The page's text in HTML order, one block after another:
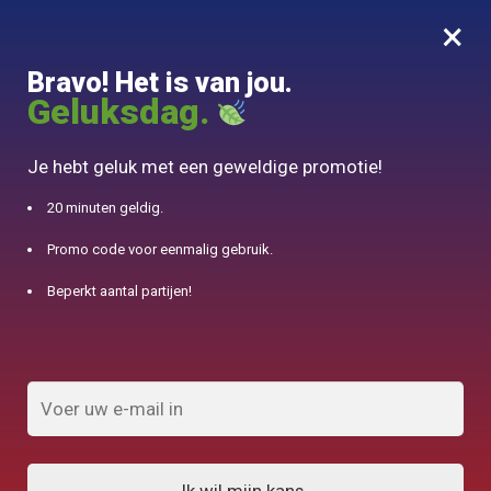
0
10% aangeboden voor 50€ aankopen met DJINN-code10
×
Bravo! Het is van jou.
Geluksdag.
Je hebt geluk met een geweldige promotie!
20 minuten geldig.
Promo code voor eenmalig gebruik.
Beperkt aantal partijen!